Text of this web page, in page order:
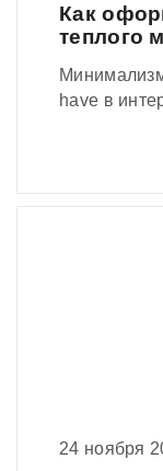
Как
теплого
have в
24 ноября